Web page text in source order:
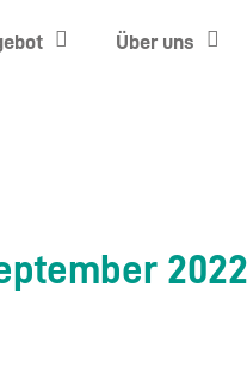
Über uns
2022